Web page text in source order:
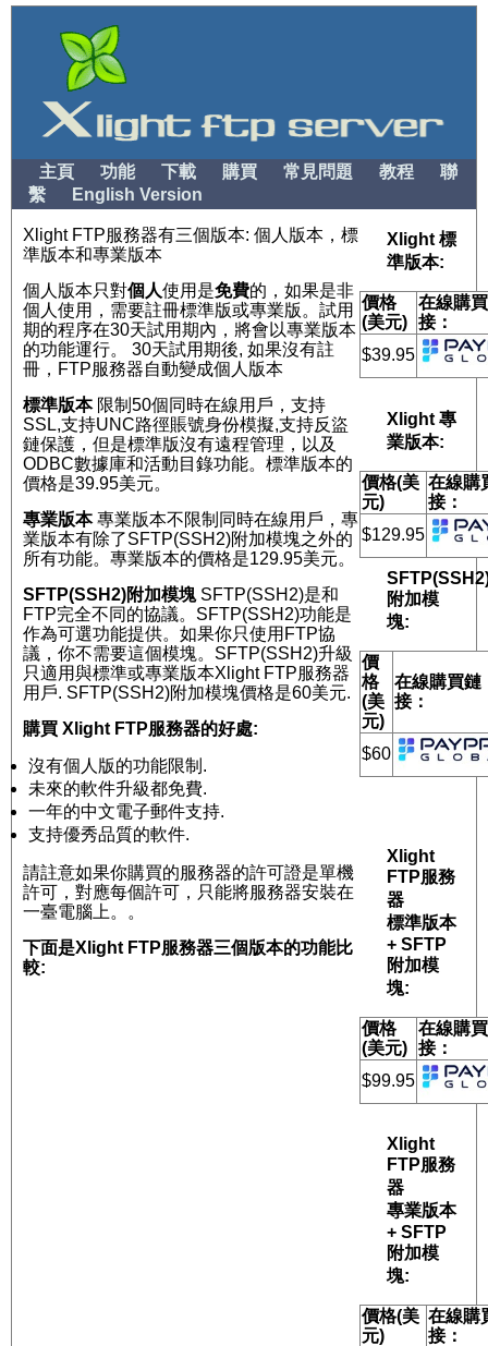
主頁 功能 下載 購買 常見問題 教程
聯
繫
English Version
Xlight 標
準版本:
價格
(美元)
在線購
接：
$39.95
Xlight 專
業版本:
價格(美
元)
在線購
接：
$129.95
附加模
塊:
價
格
(美
元)
在線購買鏈
接：
$60
Xlight
FTP服務
器
標準版本
+ SFTP
附加模
塊:
價格
(美元)
在線購
接：
$99.95
Xlight
FTP服務
器
專業版本
+ SFTP
附加模
塊:
價格(美
元)
在線購
接：
Xlight FTP服務器有三個版本: 個人版本，標
準版本和專業版本
個人版本只對個人使用是免費的，如果是非
個人使用，需要註冊標準版或專業版。試用
期的程序在30天試用期內，將會以專業版本
的功能運行。 30天試用期後, 如果沒有註
冊，FTP服務器自動變成個人版本
標準版本限制50個同時在線用戶，支持
SSL,支持UNC路徑賬號身份模擬,支持反盜
鏈保護，但是標準版沒有遠程管理，以及
ODBC數據庫和活動目錄功能。標準版本的
價格是39.95美元。
專業版本專業版本不限制同時在線用戶，專
業版本有除了SFTP(SSH2)附加模塊之外的
所有功能。專業版本的價格是129.95美元。
SFTP(SSH2)附加模塊 SFTP(SSH2)是和
FTP完全不同的協議。SFTP(SSH2)功能是
作為可選功能提供。如果你只使用FTP協
議，你不需要這個模塊。SFTP(SSH2)升級
只適用與標準或專業版本Xlight FTP服務器
用戶. SFTP(SSH2)附加模塊價格是60美元.
購買 Xlight FTP服務器的好處:
沒有個人版的功能限制.
未來的軟件升級都免費.
一年的中文電子郵件支持.
支持優秀品質的軟件.
請註意如果你購買的服務器的許可證是單機
許可，對應每個許可，只能將服務器安裝在
一臺電腦上。。
下面是Xlight FTP服務器三個版本的功能比
較: